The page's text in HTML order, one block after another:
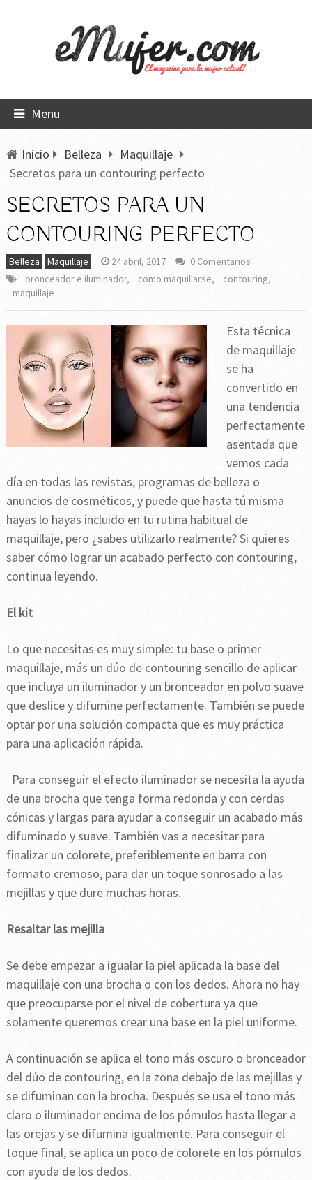
Menu
Inicio Belleza
Maquillaje
Secretos para un contouring perfecto
SECRETOS PARA UN
CONTOURING PERFECTO
Belleza Maquillaje 24 abril, 2017
0 Comentarios
bronceador e iluminador, como maquillarse, contouring,
maquillaje
Esta técnica
de maquillaje
se ha
convertido en
una tendencia
perfectamente
asentada que
vemos cada
día en todas las revistas, programas de belleza o
anuncios de cosméticos, y puede que hasta tú misma
hayas lo hayas incluido en tu rutina habitual de
maquillaje, pero ¿sabes utilizarlo realmente? Si quieres
saber cómo lograr un acabado perfecto con contouring,
continua leyendo.
El kit
Lo que necesitas es muy simple: tu base o primer
maquillaje, más un dúo de contouring sencillo de aplicar
que incluya un iluminador y un bronceador en polvo suave
que deslice y difumine perfectamente. También se puede
optar por una solución compacta que es muy práctica
para una aplicación rápida.
Para conseguir el efecto iluminador se necesita la ayuda
de una brocha que tenga forma redonda y con cerdas
cónicas y largas para ayudar a conseguir un acabado más
difuminado y suave. También vas a necesitar para
finalizar un colorete, preferiblemente en barra con
formato cremoso, para dar un toque sonrosado a las
mejillas y que dure muchas horas.
Resaltar las mejilla
Se debe empezar a igualar la piel aplicada la base del
maquillaje con una brocha o con los dedos. Ahora no hay
que preocuparse por el nivel de cobertura ya que
solamente queremos crear una base en la piel uniforme.
A continuación se aplica el tono más oscuro o bronceador
del dúo de contouring, en la zona debajo de las mejillas y
se difuminan con la brocha. Después se usa el tono más
claro o iluminador encima de los pómulos hasta llegar a
las orejas y se difumina igualmente. Para conseguir el
toque final, se aplica un poco de colorete en los pómulos
con ayuda de los dedos.